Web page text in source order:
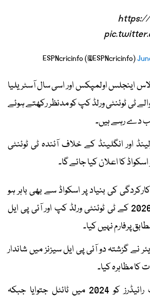
https://
سلیکٹرز 2028 لاس اینجلس اولمپکس اور اسی سال آسٹریلیا
ٹی ٹوئنٹی ورلڈ کپ کو مدنظر رکھتے ہوئے
دے رہے ہیں۔
اور انگلینڈ کے خلاف آئندہ ٹی ٹوئنٹی
کا اعلان کیا جائے گا۔
کی بنیاد پر اسکواڈ سے بھی باہر ہو
سکتے ہیں۔ انہوں نے 2026 کے ٹی ٹوئنٹی ورلڈ کپ اور آئی پی ایل
پرفارم نہیں کیا۔
نے گزشتہ دو آئی پی ایل سیزنز میں شاندار
کا مظاہرہ کیا۔
انہوں نے کولکتہ نائٹ رائیڈرز کو 2024 میں ٹائٹل جتوایا جبکہ